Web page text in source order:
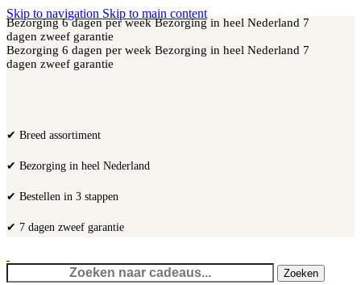
Skip to navigation Skip to main content
Bezorging 6 dagen per weekBezorging in heel Nederland 7
dagen zweef garantie
Bezorging 6 dagen per week Bezorging in heel Nederland 7
dagen zweef garantie
✔ Breed assortiment
✔ Bezorging in heel Nederland
✔ Bestellen in 3 stappen
✔ 7 dagen zweef garantie
Zoeken